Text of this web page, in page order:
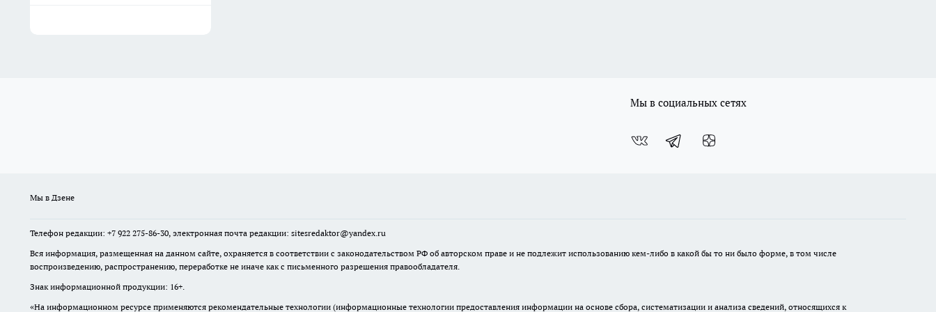
Мы в социальных сетях
Мы в Дзене
Телефон редакции: +7 922 275-86-30, электронная почта редакции: sitesredaktor@yandex.ru
Вся информация, размещенная на данном сайте, охраняется в соответствии с законодательством РФ об авторском праве и не подлежит использованию кем-либо в какой бы то ни было форме, в том числе
воспроизведению, распространению, переработке не иначе как с письменного разрешения правообладателя.
Знак информационной продукции: 16+.
«На информационном ресурсе применяются рекомендательные технологии (информационные технологии предоставления информации на основе сбора, систематизации и анализа сведений, относящихся к